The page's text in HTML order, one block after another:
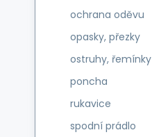
ochrana oděvu
opasky, přezky
ostruhy, řemínky
poncha
rukavice
spodní prádlo